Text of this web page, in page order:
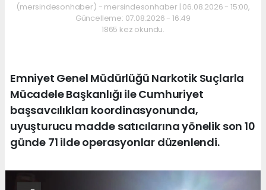
(mersindesonhaber) - mersindesonhaber | 06.08.2026 - 15:00,
Güncelleme: 07.08.2026 - 16:49
1865 kez okundu.
Emniyet Genel Müdürlüğü Narkotik Suçlarla
Mücadele Başkanlığı ile Cumhuriyet
başsavcılıkları koordinasyonunda,
uyuşturucu madde satıcılarına yönelik son 10
günde 71 ilde operasyonlar düzenlendi.